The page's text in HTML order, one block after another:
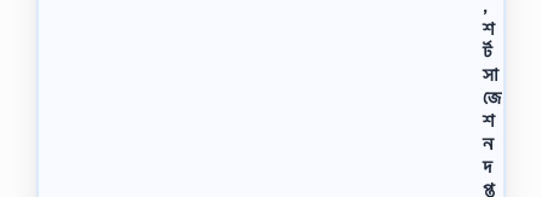
,
শ
র্ট
সা
জে
শ
ন
দ
প্ত